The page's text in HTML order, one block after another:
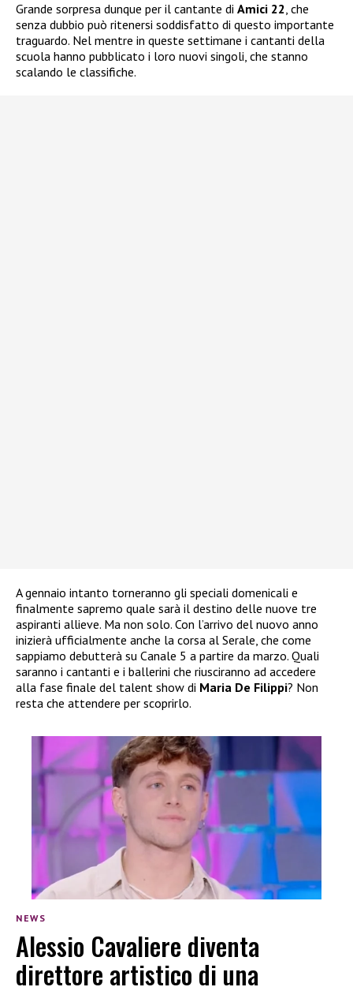
Grande sorpresa dunque per il cantante di Amici 22, che
senza dubbio può ritenersi soddisfatto di questo importante
traguardo. Nel mentre in queste settimane i cantanti della
scuola hanno pubblicato i loro nuovi singoli, che stanno
scalando le classifiche.
A gennaio intanto torneranno gli speciali domenicali e
finalmente sapremo quale sarà il destino delle nuove tre
aspiranti allieve. Ma non solo. Con l’arrivo del nuovo anno
inizierà ufficialmente anche la corsa al Serale, che come
sappiamo debutterà su Canale 5 a partire da marzo. Quali
saranno i cantanti e i ballerini che riusciranno ad accedere
alla fase finale del talent show di Maria De Filippi? Non
resta che attendere per scoprirlo.
NEWS
Alessio Cavaliere diventa
direttore artistico di una